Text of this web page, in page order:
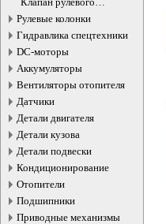
гидроцилиндра
Рулевые колонки
Гидравлика спецтехники
DC-моторы
Аккумуляторы
Вентиляторы отопителя
Датчики
Детали двигателя
Детали кузова
Детали подвески
Кондиционирование
Отопители
Подшипники
Приводные механизмы